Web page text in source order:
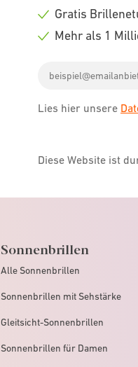
Check
Check
Gratis
Mehr als 1
address
Lies hier unsere
Diese Website ist
Sonnenbrillen
Alle Sonnenbrillen
Sonnenbrillen mit Sehstärke
Gleitsicht-Sonnenbrillen
Sonnenbrillen für Damen